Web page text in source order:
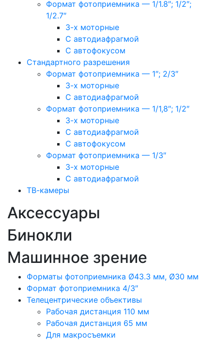
Формат фотоприемника — 1/1.8″; 1/2″;
1/2.7″
3-х моторные
С автодиафрагмой
С автофокусом
Стандартного разрешения
Формат фотоприемника — 1″; 2/3″
3-х моторные
С автодиафрагмой
Формат фотоприемника — 1/1,8″; 1/2″
3-х моторные
С автодиафрагмой
С автофокусом
Формат фотоприемника — 1/3″
3-х моторные
С автодиафрагмой
ТВ-камеры
Аксессуары
Бинокли
Машинное зрение
Форматы фотоприемника Ø43.3 мм, Ø30 мм
Формат фотоприемника 4/3″
Телецентрические объективы
Рабочая дистанция 110 мм
Рабочая дистанция 65 мм
Для макросъемки